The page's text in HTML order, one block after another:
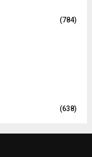
(784)
(638)